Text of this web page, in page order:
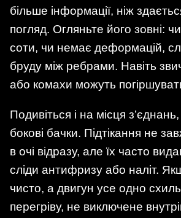
більше інформації, ніж
погляд. Огляньте його зовні:
соти, чи немає деформацій,
бруду між ребрами. Навіть
або комахи можуть
Подивіться і на місця
бокові бачки. Підтікання не
в очі відразу, але їх часто
сліди антифризу або наліт.
чисто, а двигун усе одно
перегріву, не виключене